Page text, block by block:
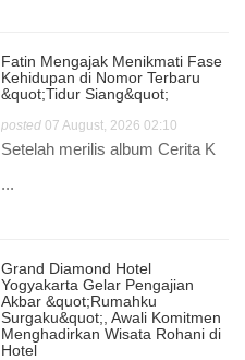
Fatin Mengajak Menikmati Fase
Kehidupan di Nomor Terbaru
&quot;Tidur Siang&quot;
posted 07 August, 2026 02:10
Setelah merilis album Cerita K
...
Grand Diamond Hotel
Yogyakarta Gelar Pengajian
Akbar &quot;Rumahku
Surgaku&quot;, Awali Komitmen
Menghadirkan Wisata Rohani di
Hotel